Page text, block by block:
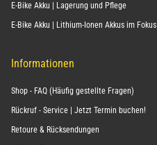
E-Bike Akku | Lagerung und Pflege
E-Bike Akku | Lithium-Ionen Akkus im Fokus
Informationen
Shop - FAQ (Häufig gestellte Fragen)
Rückruf - Service | Jetzt Termin buchen!
Retoure & Rücksendungen